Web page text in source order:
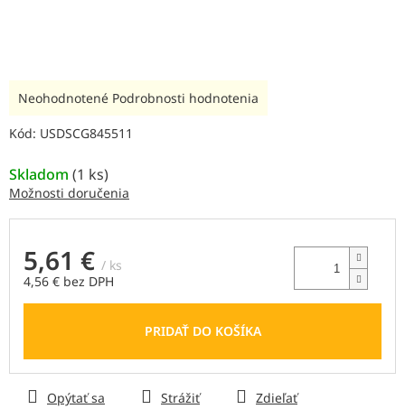
Kód: USDSCG845511
Skladom (1 ks)
Možnosti doručenia
5,61 € / ks
4,56 € bez DPH
Jednotková
PRIDAŤ DO KOŠÍKA
Opýtať sa Strážiť Zdieľať
Priemerné
produktu
0,0
z
5
hviezdičiek.
Neohodnotené Podrobnosti hodnotenia